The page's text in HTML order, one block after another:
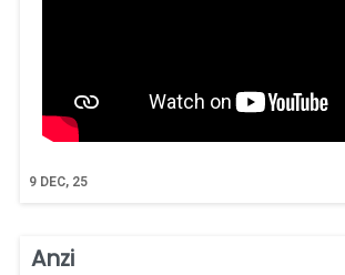
9 DEC, 25
Anzi